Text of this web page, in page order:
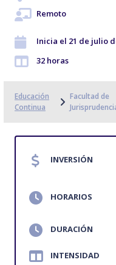
Remoto
Inicia el 21 de julio
32 horas
Educación
Continua
Facultad de
INVERSIÓN
HORARIOS
DURACIÓN
INTENSIDAD